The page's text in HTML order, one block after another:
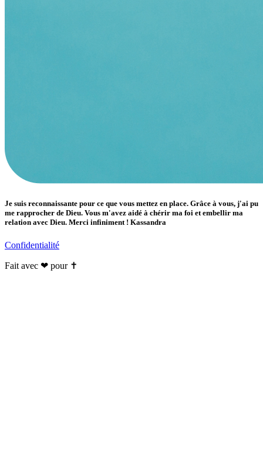
Je suis reconnaissante pour ce que vous mettez en place. Grâce à vous, j'ai pu
me rapprocher de Dieu. Vous m'avez aidé à chérir ma foi et embellir ma
relation avec Dieu. Merci infiniment ! Kassandra
Confidentialité
Fait avec ❤ pour ✝️️